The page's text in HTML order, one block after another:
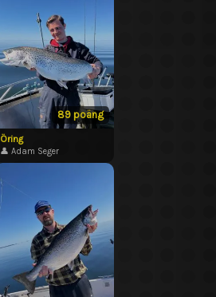
89 poäng
Öring
👤 Adam Seger